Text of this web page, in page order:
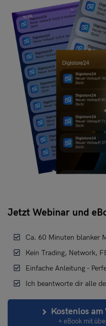
Jetzt Webinar und
Ca. 60 Minuten blanker
Kein Trading, Network,
Einfache Anleitung -
Ich beantworte dir alle
Kostenlos
+ eBook mit